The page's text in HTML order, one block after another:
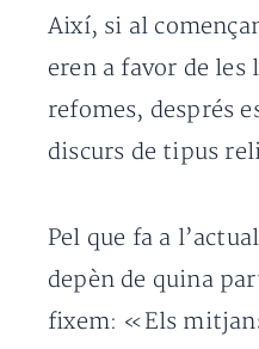
Així, si al
eren a favor de
refomes, després
discurs de tipus
Pel que fa a
depèn de quina
fixem: «Els